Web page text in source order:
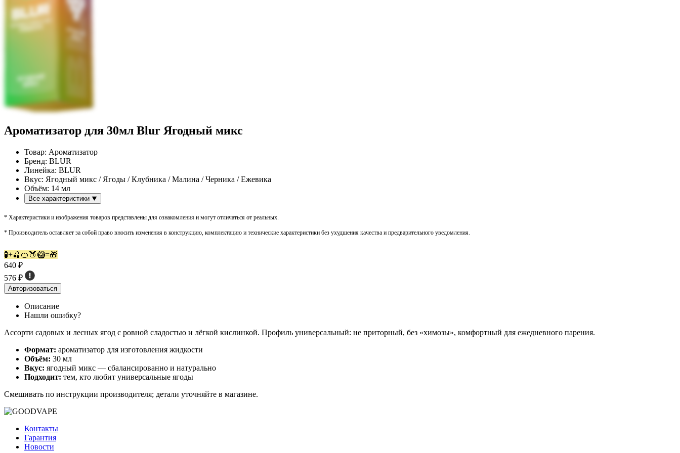
Ароматизатор для 30мл Blur Ягодный микс
Товар: Ароматизатор
Бренд: BLUR
Линейка: BLUR
Вкус: Ягодный микс / Ягоды / Клубника / Малина / Черника / Ежевика
Объём: 14 мл
Все характеристики
* Характеристики и изображения товаров представлены для ознакомления и могут отличаться от реальных.
* Производитель оставляет за собой право вносить изменения в конструкцию, комплектацию и технические характеристики без ухудшения качества и предварительного уведомления.
🧪+🍒🍊🍑🥝=🎁
640 ₽
576 ₽
Авторизоваться
Описание
Нашли ошибку?
Ассорти садовых и лесных ягод с ровной сладостью и лёгкой кислинкой. Профиль универсальный: не приторный, без «химозы», комфортный для ежедневного парения.
Формат: ароматизатор для изготовления жидкости
Объём: 30 мл
Вкус: ягодный микс — сбалансированно и натурально
Подходит: тем, кто любит универсальные ягоды
Смешивать по инструкции производителя; детали уточняйте в магазине.
Контакты
Гарантия
Новости